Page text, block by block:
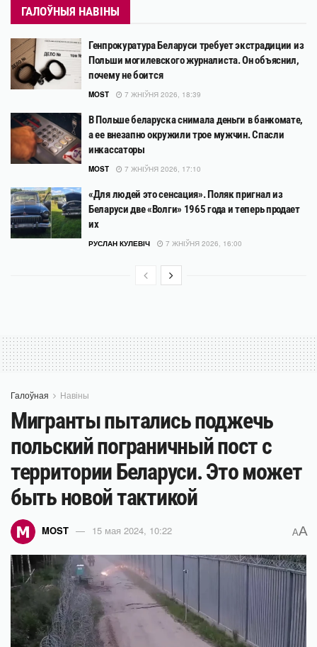
ГАЛОЎНЫЯ НАВІНЫ
Генпрокуратура Беларуси требует экстрадиции из
Польши могилевского журналиста. Он объяснил,
почему не боится
MOST 7 ЖНІЎНЯ 2026, 18:39
В Польше беларуска снимала деньги в банкомате,
а ее внезапно окружили трое мужчин. Спасли
инкассаторы
MOST 7 ЖНІЎНЯ 2026, 17:10
«Для людей это сенсация». Поляк пригнал из
Беларуси две «Волги» 1965 года и теперь продает
их
РУСЛАН КУЛЕВІЧ 7 ЖНІЎНЯ 2026, 16:00
Галоўная Навіны
Мигранты пытались поджечь
польский пограничный пост с
территории Беларуси. Это может
быть новой тактикой
MOST 15 мая 2024, 10:22 AA